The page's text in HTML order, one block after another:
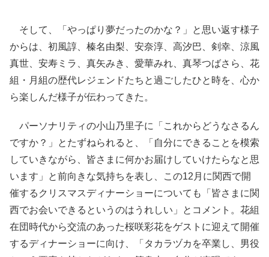
そして、「やっぱり夢だったのかな？」と思い返す様子
からは、初風諄、榛名由梨、安奈淳、高汐巴、剣幸、涼風
真世、安寿ミラ、真矢みき、愛華みれ、真琴つばさら、花
組・月組の歴代レジェンドたちと過ごしたひと時を、心か
ら楽しんだ様子が伝わってきた。
パーソナリティの小山乃里子に「これからどうなさるん
ですか？」とたずねられると、「自分にできることを模索
していきながら、皆さまに何かお届けしていけたらなと思
います」と前向きな気持ちを表し、この12月に関西で開
催するクリスマスディナーショーについても「皆さまに関
西でお会いできるというのはうれしい」とコメント。花組
在団時代から交流のあった桜咲彩花をゲストに迎えて開催
するディナーショーに向け、「タカラヅカを卒業し、男役